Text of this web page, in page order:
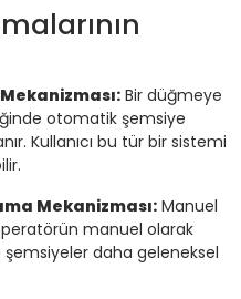
Bir düğmeye
otomatik şemsiye
Kullanıcı bu tür bir sistemi
Mekanizması:Manuel
manuel olarak
daha geleneksel